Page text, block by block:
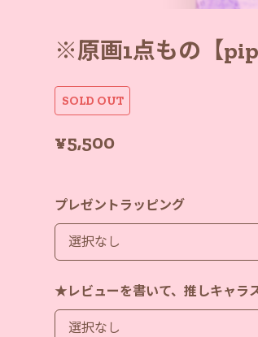
※原画1点もの【
¥5,500
SOLD OUT
プレゼントラッピング
★レビューを書いて、推しキャ